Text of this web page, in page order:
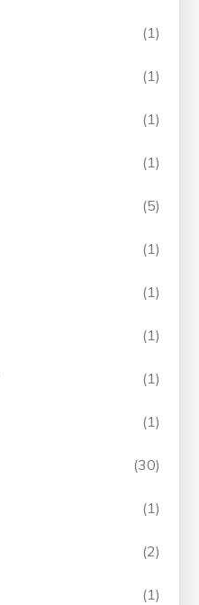
(1)
(1)
(1)
(1)
(5)
(1)
(1)
(1)
(1)
(1)
(30)
(1)
(2)
(1)